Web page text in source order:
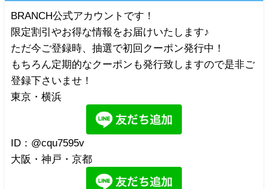
BRANCH公式アカウントです！
限定割引やお得な情報をお届けいたします♪
ただ今ご登録時、抽選で初回クーポン発行中！
もちろん定期的なクーポンも発行致しますので是非ご
登録下さいませ！
東京・横浜
ID：@cqu7595v
大阪・神戸・京都